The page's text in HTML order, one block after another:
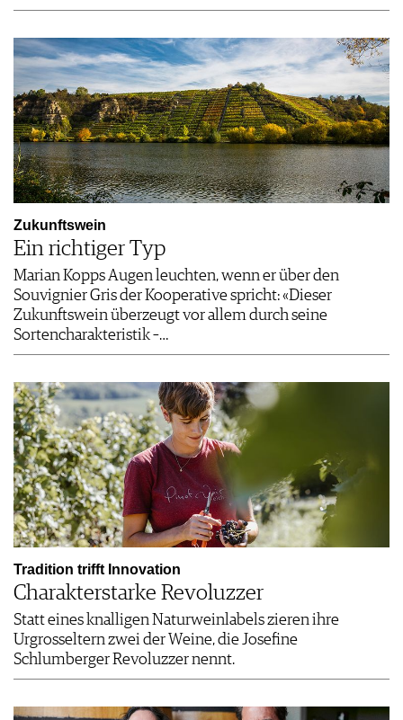
Zukunftswein
Ein richtiger Typ
Marian Kopps Augen leuchten, wenn er über den
Souvignier Gris der Kooperative spricht: «Dieser
Zukunftswein überzeugt vor allem durch seine
Sortencharakteristik –…
Tradition trifft Innovation
Charakterstarke Revoluzzer
Statt eines knalligen Naturweinlabels zieren ihre
Urgross­eltern zwei der Weine, die Josefine
Schlumberger Revoluzzer nennt.